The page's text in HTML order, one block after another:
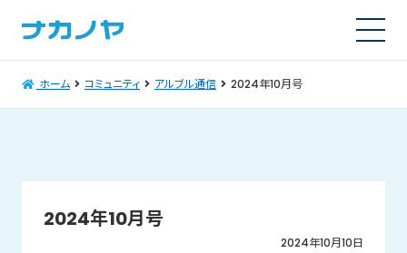
ホーム コミュニティ アルブル通信 2024年10月号
2024年10月号
2024年10月10日